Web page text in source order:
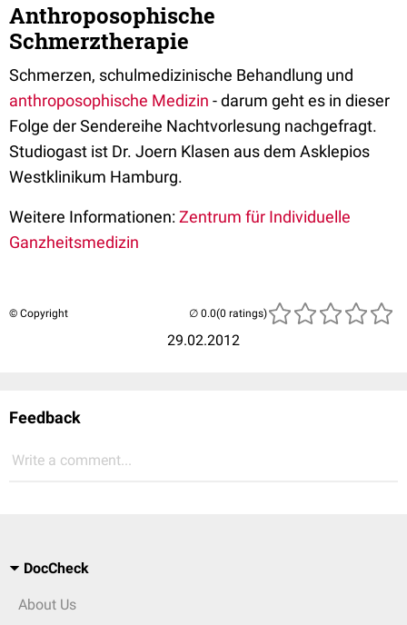
Anthroposophische
Schmerztherapie
Schmerzen, schulmedizinische Behandlung und
anthroposophische Medizin - darum geht es in dieser
Folge der Sendereihe Nachtvorlesung nachgefragt.
Studiogast ist Dr. Joern Klasen aus dem Asklepios
Westklinikum Hamburg.
Weitere Informationen:Zentrum für Individuelle
Ganzheitsmedizin
© Copyright
29.02.2012
(0 ratings)
Feedback
Write a comment...
DocCheck
About Us